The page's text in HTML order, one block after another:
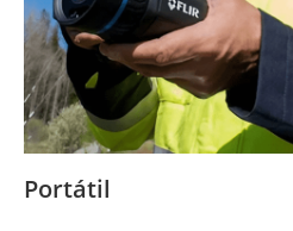
Portátil